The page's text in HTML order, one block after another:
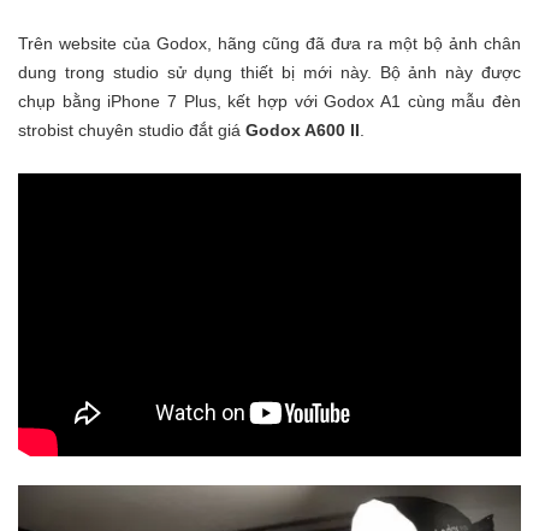
Trên website của Godox, hãng cũng đã đưa ra một bộ ảnh chân
dung trong studio sử dụng thiết bị mới này. Bộ ảnh này được
chụp bằng iPhone 7 Plus, kết hợp với Godox A1 cùng mẫu đèn
strobist chuyên studio đắt giá Godox A600 II